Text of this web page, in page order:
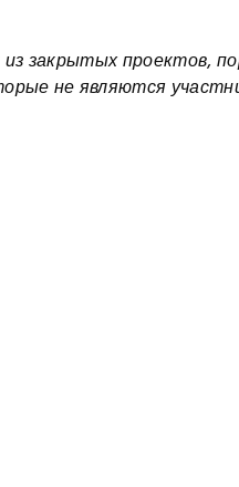
закрытых проектов,
не являются